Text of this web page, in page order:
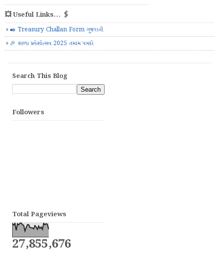
💥 Useful Links... 🖇️
✒️ Treasury Challan Form ગુજરાતી
🎉 શાળા પ્રવેશોત્સવ 2025 તમામ પત્રકો
Search This Blog
Followers
Total Pageviews
27,855,676